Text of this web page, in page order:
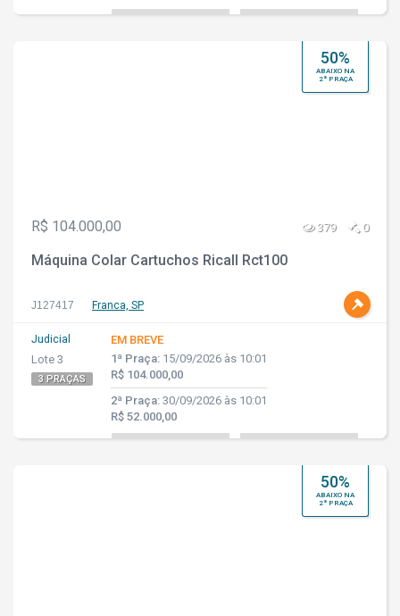
50%
ABAIXO NA
2ª PRAÇA
R$ 104.000,00 379 0
Máquina Colar Cartuchos Ricall Rct100
J127417 Franca, SP
Judicial
Lote 3
3 PRAÇAS
EM BREVE
1ª Praça: 15/09/2026 às 10:01
R$ 104.000,00
2ª Praça: 30/09/2026 às 10:01
R$ 52.000,00
50%
ABAIXO NA
2ª PRAÇA